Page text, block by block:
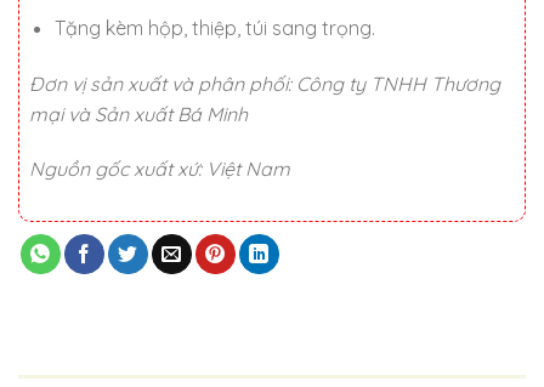
Tặng kèm hộp, thiệp, túi sang trọng.
Đơn vị sản xuất và phân phối: Công ty TNHH Thương
mại và Sản xuất Bá Minh
Nguồn gốc xuất xứ: Việt Nam